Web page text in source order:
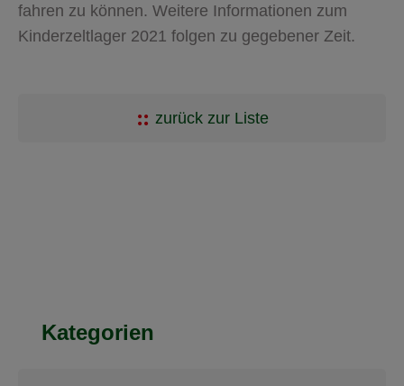
fahren zu können. Weitere Informationen zum
Kinderzeltlager 2021 folgen zu gegebener Zeit.
zurück zur Liste
Kategorien